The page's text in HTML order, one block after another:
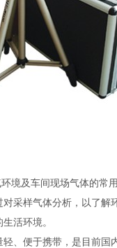
境及车间现场气体的常
采样气体分析，以了
生活环境。
、便于携带，是目前